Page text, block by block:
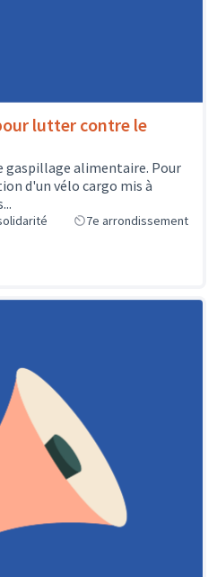
lutter contre le
alimentaire. Pour
d'un vélo cargo mis à
7e arrondissement